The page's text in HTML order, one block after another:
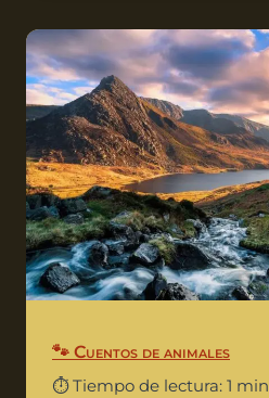
🐾 Cuentos de animales
⏱️ Tiempo de lectura: 1 min